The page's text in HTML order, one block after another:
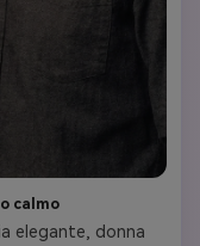
calmo
elegante, donna